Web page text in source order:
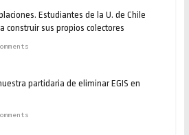
Estudiantes de la U. de Chile
construir sus propios colectores
partidaria de eliminar EGIS en